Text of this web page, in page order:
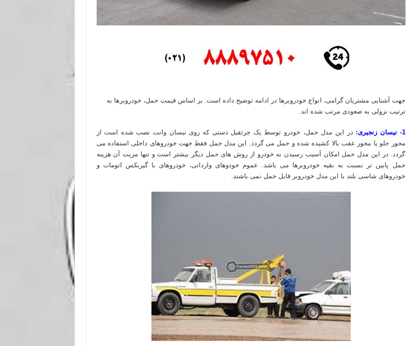
جهت آشنایی مشتریان گرامی، انواع خودروبرها در ادامه توضیح داده است. بر اساس قیمت حمل، خودروبرها به
ترتیب نزولی به صعودی مرتب شده اند.
1- نیسان زنجیری:
در این مدل حمل، خودرو توسط یک جرثقیل دستی که روی نیسان وانت نصب شده است از
محور جلو یا محور عقب بالا کشیده شده و حمل می گردد. این مدل حمل فقط جهت خودروهای داخلی استفاده می
گردد. در این مدل حمل امکان آسیب رسیدن به خودرو از روش های حمل دیگر بیشتر است و تنها مزیت آن هزینه
حمل پایین تر نسبت به بقیه خودروبرها می باشد. عموم خودوهای وارداتی، خودروهای با گیربکس اتومات و
خودروهای شاسی بلند با این مدل خودروبر قابل حمل نمی باشند.